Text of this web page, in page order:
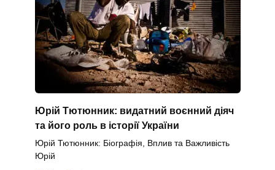
Юрій Тютюнник: видатний воєнний діяч
та його роль в історії України
Юрій Тютюнник: Біографія, Вплив та Важливість
Юрій